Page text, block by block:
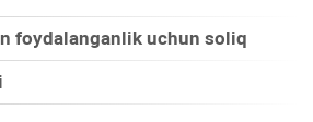
foydalanganlik uchun soliq